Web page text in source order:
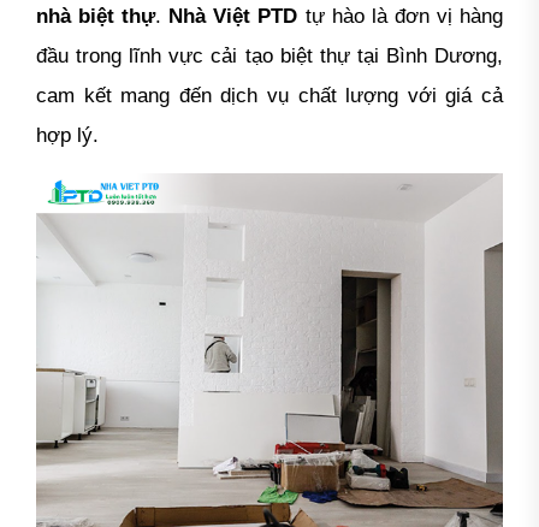
nhà biệt thự. Nhà Việt PTD tự hào là đơn vị hàng
đầu trong lĩnh vực cải tạo biệt thự tại Bình Dương,
cam kết mang đến dịch vụ chất lượng với giá cả
hợp lý.